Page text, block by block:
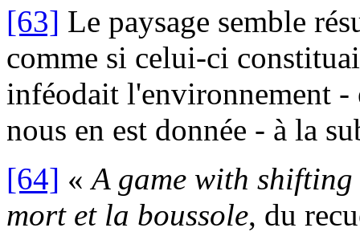
[63] Le paysage semble
comme si celui-ci
inféodait l'environnement
nous en est donnée - à la
[64] «A game with
mort et la boussole, du